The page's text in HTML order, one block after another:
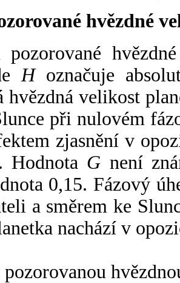
hvězdné
Hoznačuje
hvězdná velikost
při nulovém
zjasnění v
Hodnota G není
0,15. Fázový
a směrem ke
nachází v
pozorovanou